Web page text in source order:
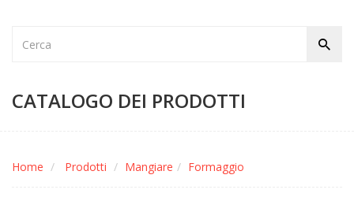
CATALOGO DEI PRODOTTI
Home Prodotti Mangiare Formaggio